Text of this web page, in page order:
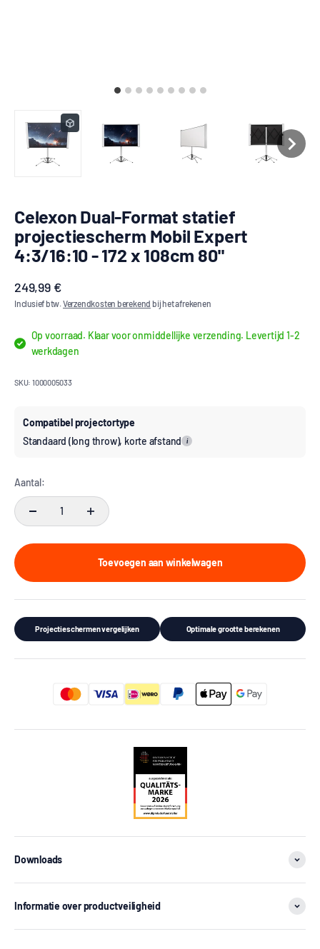
Celexon Dual-Format statief
projectiescherm Mobil Expert
4:3/16:10 - 172 x 108cm 80"
Aanbiedingsprijs
249,99 €
Inclusief btw. Verzendkosten berekend bij het afrekenen
Op voorraad. Klaar voor onmiddellijke verzending. Levertijd 1-2
werkdagen
SKU: 1000005033
Compatibel projectortype
Standaard (long throw), korte afstand
i
Aantal:
Toevoegen aan winkelwagen
Projectieschermen vergelijken Optimale grootte berekenen
Downloads
Informatie over productveiligheid